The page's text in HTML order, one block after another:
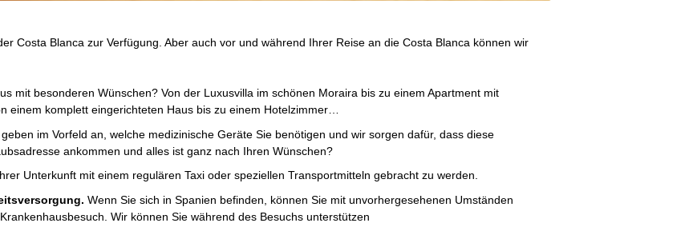
Costa Blanca zur Verfügung. Aber auch vor und während Ihrer Reise an die Costa Blanca können wir
mit besonderen Wünschen? Von der Luxusvilla im schönen Moraira bis zu einem Apartment mit
einem komplett eingerichteten Haus bis zu einem Hotelzimmer…
im Vorfeld an, welche medizinische Geräte Sie benötigen und wir sorgen dafür, dass diese
ankommen und alles ist ganz nach Ihren Wünschen?
Unterkunft mit einem regulären Taxi oder speziellen Transportmitteln gebracht zu werden.
Wenn Sie sich in Spanien befinden, können Sie mit unvorhergesehenen Umständen
Wir können Sie während des Besuchs unterstützen